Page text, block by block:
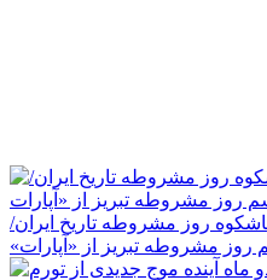
روز مشروطه تاریخ ایران/
مشروطه تبریز از «آپارات»